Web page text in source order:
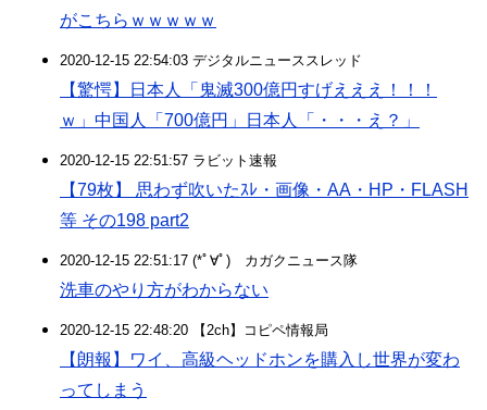
がこちらｗｗｗｗｗ
2020-12-15 22:54:03 デジタルニューススレッド
【驚愕】日本人「鬼滅300億円すげえええ！！！
ｗ」中国人「700億円」日本人「・・・え？」
2020-12-15 22:51:57 ラビット速報
【79枚】 思わず吹いたｽﾚ・画像・AA・HP・FLASH
等 その198 part2
2020-12-15 22:51:17 (*ﾟ∀ﾟ)ゞカガクニュース隊
洗車のやり方がわからない
2020-12-15 22:48:20 【2ch】コピペ情報局
【朗報】ワイ、高級ヘッドホンを購入し世界が変わ
ってしまう